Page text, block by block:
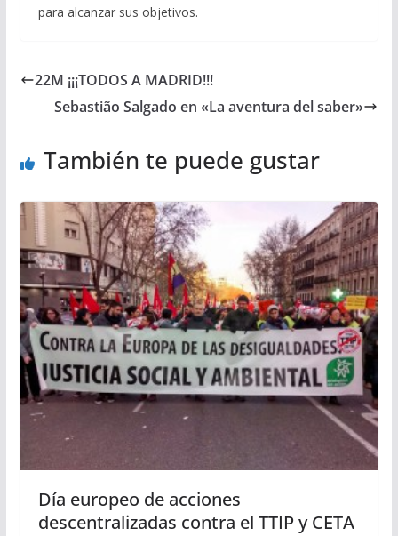
para alcanzar sus objetivos.
22M ¡¡¡TODOS A MADRID!!!
Sebastião Salgado en «La aventura del saber»
También te puede gustar
Día europeo de acciones
descentralizadas contra el TTIP y CETA